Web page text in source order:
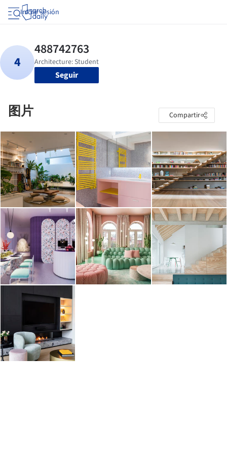
Iniciar sesión
Seguir
图片 Compartir